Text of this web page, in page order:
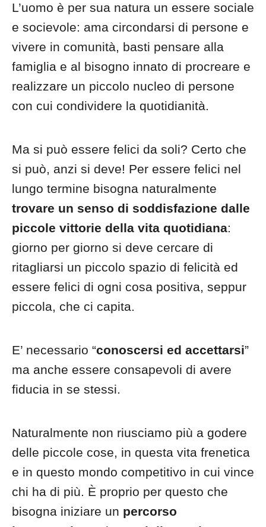
L’uomo è per sua natura un essere sociale
e socievole: ama circondarsi di persone e
vivere in comunità, basti pensare alla
famiglia e al bisogno innato di procreare e
realizzare un piccolo nucleo di persone
con cui condividere la quotidianità.
Ma si può essere felici da soli? Certo che
si può, anzi si deve! Per essere felici nel
lungo termine bisogna naturalmente
trovare un senso di soddisfazione dalle
piccole vittorie della vita quotidiana:
giorno per giorno si deve cercare di
ritagliarsi un piccolo spazio di felicità ed
essere felici di ogni cosa positiva, seppur
piccola, che ci capita.
E’ necessario “conoscersi ed accettarsi”
ma anche essere consapevoli di avere
fiducia in se stessi.
Naturalmente non riusciamo più a godere
delle piccole cose, in questa vita frenetica
e in questo mondo competitivo in cui vince
chi ha di più. È proprio per questo che
bisogna iniziare un percorso